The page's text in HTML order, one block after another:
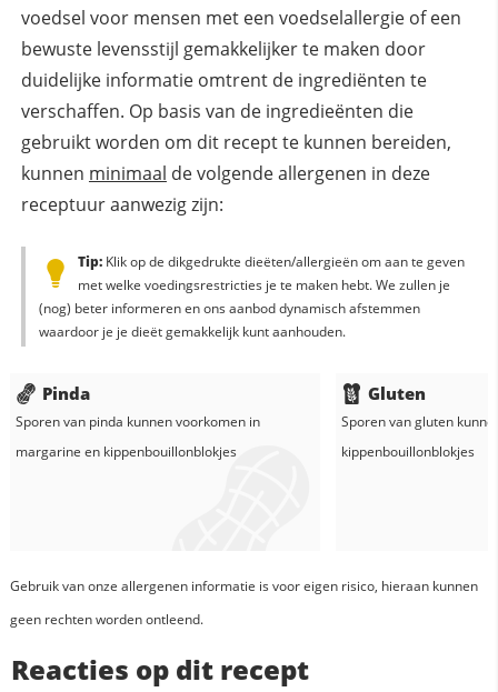
voedsel voor mensen met een voedselallergie of een
bewuste levensstijl gemakkelijker te maken door
duidelijke informatie omtrent de ingrediënten te
verschaffen. Op basis van de ingredieënten die
gebruikt worden om dit recept te kunnen bereiden,
kunnen minimaal de volgende allergenen in deze
receptuur aanwezig zijn:
Tip:Klik op de dikgedrukte dieëten/allergieën om aan te geven
met welke voedingsrestricties je te maken hebt. We zullen je
(nog) beter informeren en ons aanbod dynamisch afstemmen
waardoor je je dieët gemakkelijk kunt aanhouden.
Pinda
Sporen van pinda kunnen voorkomen in
margarine en kippenbouillonblokjes
Gluten
Sporen van gluten
kippenbouillonblokjes
Gebruik van onze allergenen informatie is voor eigen risico, hieraan kunnen
geen rechten worden ontleend.
Reacties op dit recept